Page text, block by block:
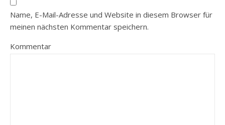
Name, E-Mail-Adresse und Website in diesem Browser für
meinen nächsten Kommentar speichern.
Kommentar